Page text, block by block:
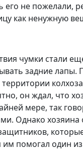
его не пожелали,
как ненужную
чумки стали
задние лапы.
он ждал, что
мере, так
Однако хозяина
им помогал один